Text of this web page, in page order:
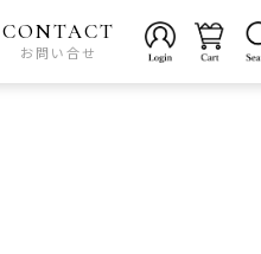
CONTACT
お問い合せ